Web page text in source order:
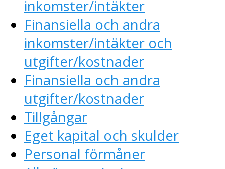
inkomster/intäkter
Finansiella och andra
inkomster/intäkter och
utgifter/kostnader
Finansiella och andra
utgifter/kostnader
Tillgångar
Eget kapital och skulder
Personal förmåner